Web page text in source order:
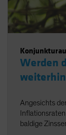
Werden
weiterhin
Angesichts
baldige